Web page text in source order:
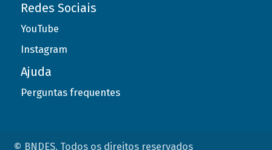
Redes Sociais
YouTube
Instagram
Ajuda
Perguntas frequentes
© BNDES. Todos os direitos reservados